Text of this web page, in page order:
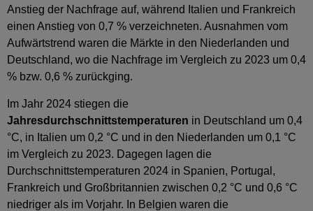
Anstieg der Nachfrage auf, während Italien und Frankreich
einen Anstieg von 0,7 % verzeichneten. Ausnahmen vom
Aufwärtstrend waren die Märkte in den Niederlanden und
Deutschland, wo die Nachfrage im Vergleich zu 2023 um 0,4
% bzw. 0,6 % zurückging.
Im Jahr 2024 stiegen die
Jahresdurchschnittstemperaturen in Deutschland um 0,4
°C, in Italien um 0,2 °C und in den Niederlanden um 0,1 °C
im Vergleich zu 2023. Dagegen lagen die
Durchschnittstemperaturen 2024 in Spanien, Portugal,
Frankreich und Großbritannien zwischen 0,2 °C und 0,6 °C
niedriger als im Vorjahr. In Belgien waren die